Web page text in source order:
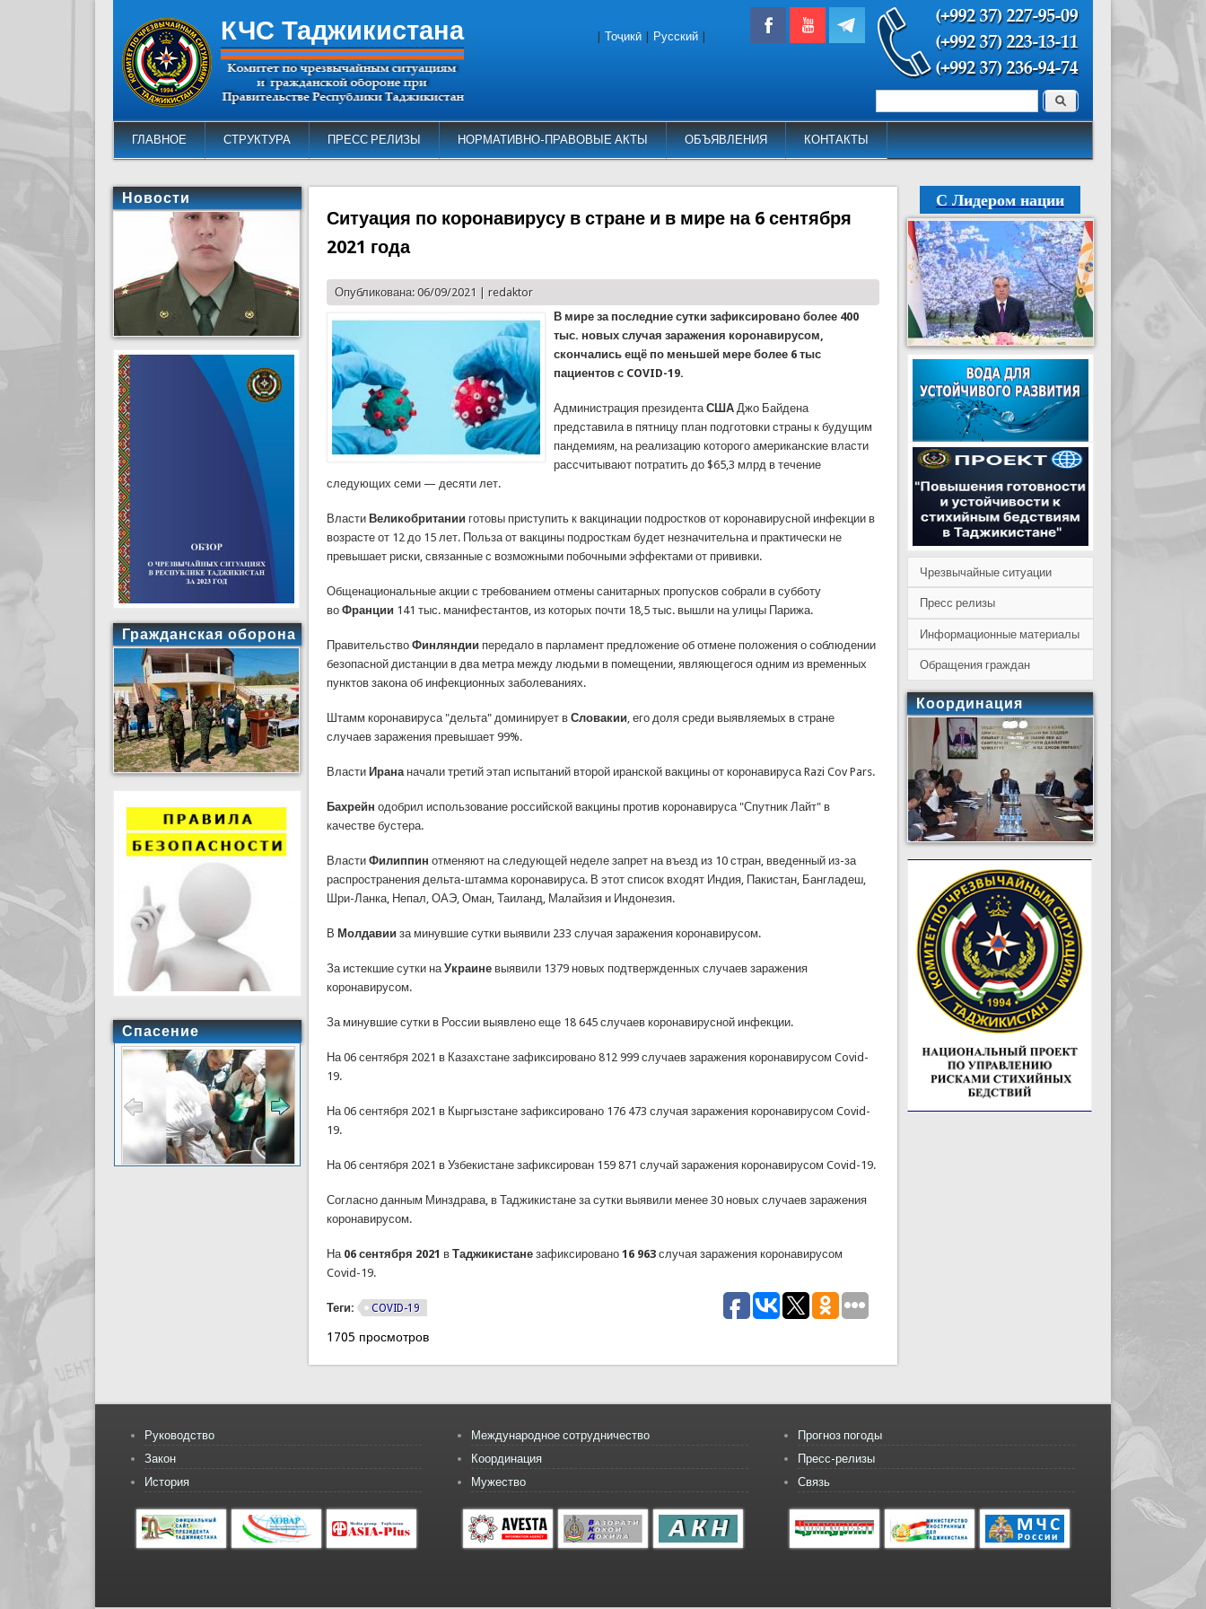
КЧС Таджикистана
ГЛАВНОЕ СТРУКТУРА ПРЕСС РЕЛИЗЫ НОРМАТИВНО-ПРАВОВЫЕ АКТЫ ОБЪЯВЛЕНИЯ КОНТАКТЫ
Форма поиска Поиск
Тоҷикӣ Русский
Ситуация по коронавирусу в стране и в мире на 6 сентября
2021 года
Опубликована: 06/09/2021 |redaktor
В мире за последние сутки зафиксировано более 400
тыс. новых случая заражения коронавирусом,
скончались ещё по меньшей мере более 6 тыс
пациентов с COVID-19.
Администрация президентаСША Джо Байдена
представила в пятницу план подготовки страны к будущим
пандемиям, на реализацию которого американские власти
рассчитывают потратить до $65,3 млрд в течение
следующих семи — десяти лет.
Власти Великобритании готовы приступить к вакцинации подростков от коронавирусной инфекции в
возрасте от 12 до 15 лет. Польза от вакцины подросткам будет незначительна и практически не
превышает риски, связанные с возможными побочными эффектами от прививки.
Общенациональные акции с требованием отмены санитарных пропусков собрали в субботу
воФранции 141 тыс. манифестантов, из которых почти 18,5 тыс. вышли на улицы Парижа.
ПравительствоФинляндии передало в парламент предложение об отмене положения о соблюдении
безопасной дистанции в два метра между людьми в помещении, являющегося одним из временных
пунктов закона об инфекционных заболеваниях.
Штамм коронавируса "дельта" доминирует вСловакии, его доля среди выявляемых в стране
случаев заражения превышает 99%.
Власти Ирана начали третий этап испытаний второй иранской вакцины от коронавируса Razi Cov Pars.
Бахрейн одобрил использование российской вакцины против коронавируса "Спутник Лайт" в
качестве бустера.
ВластиФилиппин отменяют на следующей неделе запрет на въезд из 10 стран, введенный из-за
распространения дельта-штамма коронавируса. В этот список входят Индия, Пакистан, Бангладеш,
Шри-Ланка, Непал, ОАЭ, Оман, Таиланд, Малайзия и Индонезия.
В Молдавии за минувшие сутки выявили 233 случая заражения коронавирусом.
За истекшие сутки наУкраине выявили 1379 новых подтвержденных случаев заражения
коронавирусом.
За минувшие сутки в России выявлено еще 18 645 случаев коронавирусной инфекции.
На 06 сентября 2021 в Казахстане зафиксировано 812 999 случаев заражения коронавирусом Covid-
19.
На 06 сентября 2021 в Кыргызстане зафиксировано 176 473 случая заражения коронавирусом Covid-
19.
На 06 сентября 2021 в Узбекистане зафиксирован 159 871 случай заражения коронавирусом Covid-19.
Согласно данным Минздрава, в Таджикистане за сутки выявили менее 30 новых случаев заражения
коронавирусом.
На 06 сентября 2021 вТаджикистане зафиксировано16 963 случая заражения коронавирусом
Covid-19.
Теги: COVID-19
1705 просмотров
Новости
Гражданская оборона
Спасение
С Лидером нации
Чрезвычайные ситуации
Пресс релизы
Информационные материалы
Обращения граждан
Координация
Руководство
Закон
История
Международное сотрудничество
Координация
Мужество
Прогноз погоды
Пресс-релизы
Связь